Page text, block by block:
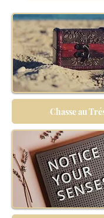
Chasse au